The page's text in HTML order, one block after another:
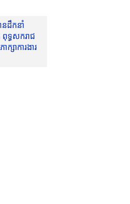
នដឹកនាំ
ទ្ធសករាជ
សាការងារ